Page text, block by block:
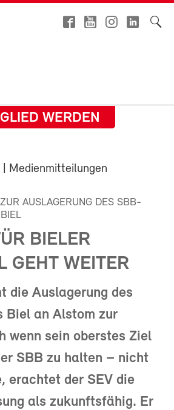
WERDEN
| Medienmitteilungen
AUSLAGERUNG DES SBB-
BIELER
GEHT WEITER
die Auslagerung des
Biel an Alstom zur
wenn sein oberstes Ziel
SBB zu halten – nicht
erachtet der SEV die
als zukunftsfähig. Er